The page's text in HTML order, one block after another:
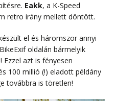
Eakk, a K-Speed
retro irány mellett döntött.
el és háromszor annyi
oldalán bármelyik
azt is fényesen
100 millió (!) eladott példány
továbbra is töretlen!